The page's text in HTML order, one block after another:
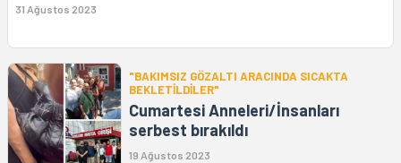
31 Ağustos 2023
"BAKIMSIZ GÖZALTI ARACINDA SICAKTA
BEKLETİLDİLER"
Cumartesi Anneleri/İnsanları
serbest bırakıldı
19 Ağustos 2023